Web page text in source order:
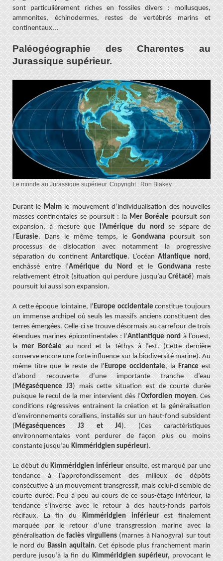
sont particulièrement riches en fossiles divers : mollusques,
ammonites, échinodermes, restes de vertébrés marins et
continentaux...
Paléogéographie des Charentes au
Jurassique supérieur.
Le monde au Jurassique supérieur. Copyright : Ron Blakey
Durant le Malmle mouvement d’individualisation des nouvelles
masses continentales se poursuit : laMer Boréalepoursuit son
expansion, à mesure quel’Amérique du nordse sépare de
l’Eurasie. Dans le même temps, leGondwanapoursuit son
processus de dislocation avec notamment la progressive
séparation du continentAntarctique. L’océanAtlantique nord,
enchâssé entre l’Amérique du Nordet leGondwanareste
relativement étroit (situation qui perdure jusqu’auCrétacé) mais
poursuit lui aussi son expansion.
A cette époque lointaine, l’Europe occidentaleconstitue toujours
un immense archipel où seuls les massifs anciens constituent des
terres émergées. Celle-ci se trouve désormais au carrefour de trois
étendues marines épicontinentales : l’Antlantique nordà l’ouest,
lamer Boréaleau nord et la Téthys à l’est. (Cette dernière
conserve encore une forte influence sur la biodiversité marine). Au
même titre que le reste de l’Europe occidentale, la Franceest
d’abord recouverte d’une importante tranche d’eau
(Mégaséquence J3) mais cette situation est de courte durée
puisque le recul de la mer intervient dès l’Oxfordien moyen. Ces
conditions régressives entrainent la création et la généralisation
d’environnements coralliens, installés sur un haut-fond subsident
(Mégaséquences J3 et J4). (Ces caractéristiques
environnementales vont perdurer de façon plus ou moins
constante jusqu’auKimméridgien supérieur).
Le début duKimméridgien inférieurensuite, est marqué par une
tendance à l’approfondissement des milieux de dépôts
consécutive à un mouvement transgressif, mais celui-ci semble de
courte durée. Peu à peu au cours de ce sous-étage inférieur, la
tendance s’inverse avec le retour à des hauts-fonds parfois
récifaux. La fin duKimméridgien inférieurest finalement
marquée par le retour d’une transgression marine avec la
généralisation defaciès virguliens(marnes à Nanogyra) sur tout
le nord duBassin aquitain. Cet épisode plus franchement marin
perdure jusqu’à la fin duKimméridgien supérieur,provocant le